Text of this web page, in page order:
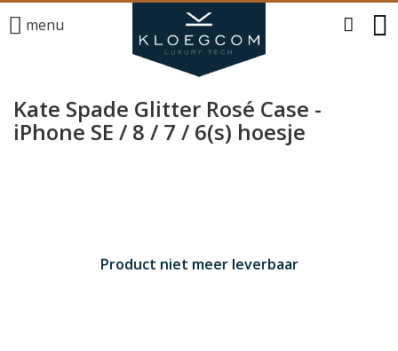
menu
Kate Spade Glitter Rosé Case -
iPhone SE / 8 / 7 / 6(s) hoesje
Product niet meer leverbaar